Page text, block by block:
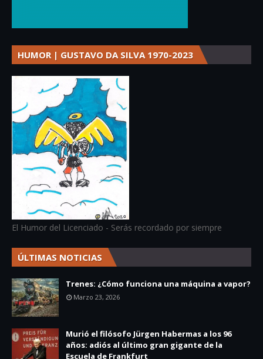
HUMOR | GUSTAVO DA SILVA 1970-2023
El Humor del Licenciado - Serás recordado por siempre
ÚLTIMAS NOTICIAS
Trenes: ¿Cómo funciona una máquina a vapor?
Marzo 23, 2026
Murió el filósofo Jürgen Habermas a los 96
años: adiós al último gran gigante de la
Escuela de Frankfurt